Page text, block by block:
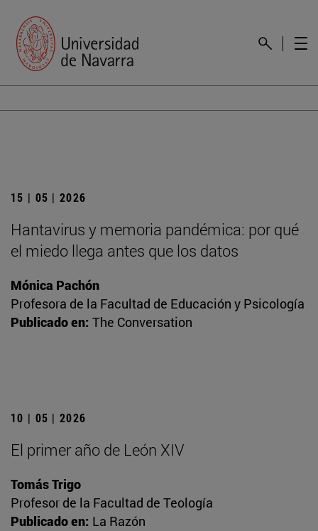
15 | 05 | 2026
Hantavirus y memoria pandémica: por qué
el miedo llega antes que los datos
Mónica Pachón
Profesora de la Facultad de Educación y Psicología
Publicado en: The Conversation
10 | 05 | 2026
El primer año de León XIV
Tomás Trigo
Profesor de la Facultad de Teología
Publicado en: La Razón